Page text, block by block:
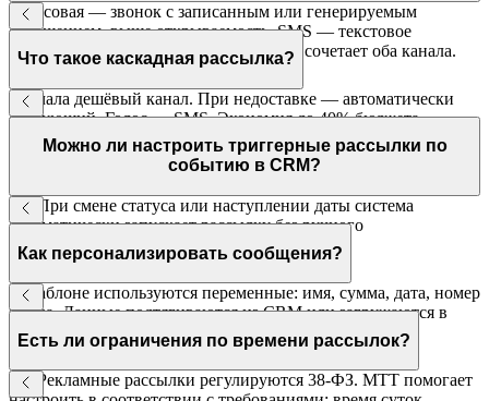
Голосовая — звонок с записанным или генерируемым
сообщением, выше открываемость. SMS — текстовое
сообщение, остаётся у клиента. Каскад сочетает оба канала.
Что такое каскадная рассылка?
Сначала дешёвый канал. При недоставке — автоматически
следующий. Голос → SMS. Экономия до 40% бюджета.
Можно ли настроить триггерные рассылки по
событию в CRM?
Да. При смене статуса или наступлении даты система
автоматически запускает рассылку без ручного
вмешательства.
Как персонализировать сообщения?
В шаблоне используются переменные: имя, сумма, дата, номер
заказа. Данные подтягиваются из CRM или загружаются в
CSV.
Есть ли ограничения по времени рассылок?
Да. Рекламные рассылки регулируются 38-ФЗ. МТТ помогает